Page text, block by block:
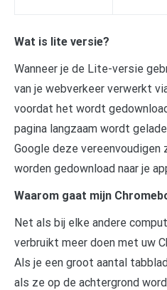
Wat is lite versie?
Wanneer je de Lite-versie
van je webverkeer verwerkt
voordat het wordt
pagina langzaam wordt
Google deze vereenvoudigen
worden gedownload naar je
Waarom gaat mijn
Net als bij elke andere
verbruikt meer doen met uw
Als je een groot aantal
als ze op de achtergrond